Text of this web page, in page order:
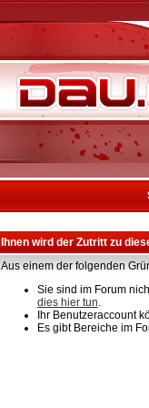
Ihnen wird der Zutritt zu
Aus einem der folgenden
Sie sind im Forum
dies hier tun.
Ihr Benutzeraccount
Es gibt Bereiche im